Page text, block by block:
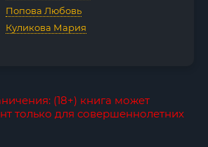
Попова Любовь
Куликова Мария
(18+) книга может
только для совершеннолетних